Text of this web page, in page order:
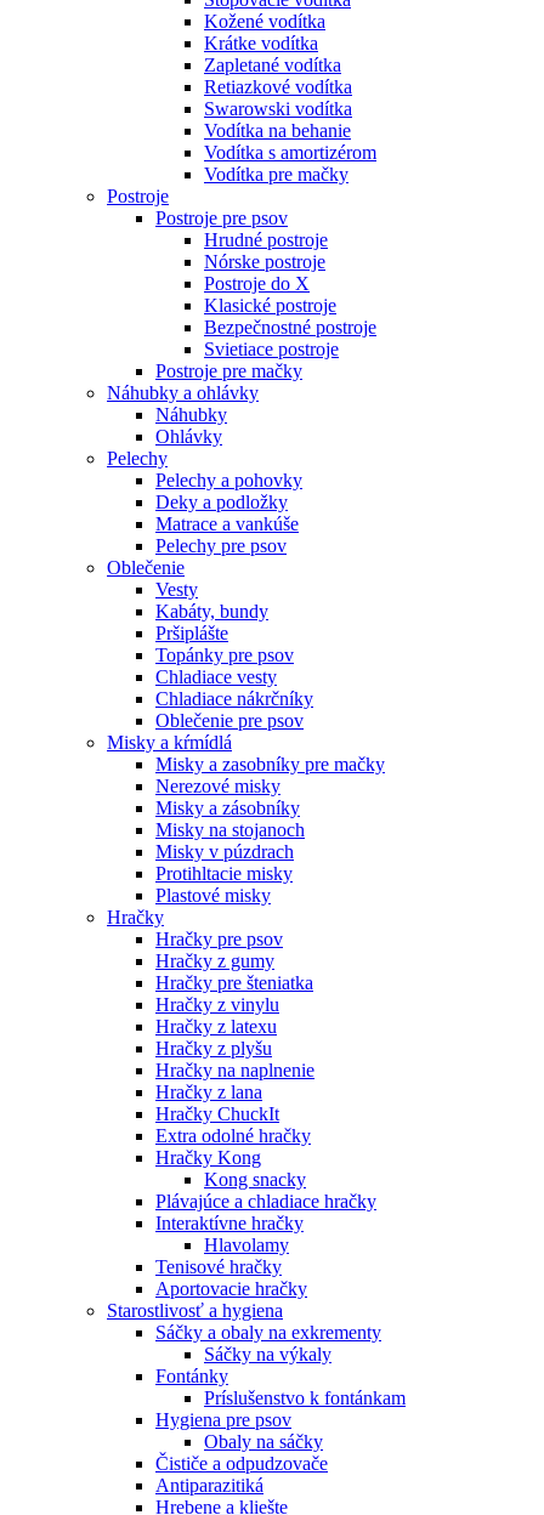
Kožené vodítka
Krátke vodítka
Zapletané vodítka
Retiazkové vodítka
Swarowski vodítka
Vodítka na behanie
Vodítka s amortizérom
Vodítka pre mačky
Postroje
Postroje pre psov
Hrudné postroje
Nórske postroje
Postroje do X
Klasické postroje
Bezpečnostné postroje
Svietiace postroje
Postroje pre mačky
Náhubky a ohlávky
Náhubky
Ohlávky
Pelechy
Pelechy a pohovky
Deky a podložky
Matrace a vankúše
Pelechy pre psov
Oblečenie
Vesty
Kabáty, bundy
Pršiplášte
Topánky pre psov
Chladiace vesty
Chladiace nákrčníky
Oblečenie pre psov
Misky a kŕmídlá
Misky a zasobníky pre mačky
Nerezové misky
Misky a zásobníky
Misky na stojanoch
Misky v púzdrach
Protihltacie misky
Plastové misky
Hračky
Hračky pre psov
Hračky z gumy
Hračky pre šteniatka
Hračky z vinylu
Hračky z latexu
Hračky z plyšu
Hračky na naplnenie
Hračky z lana
Hračky ChuckIt
Extra odolné hračky
Hračky Kong
Kong snacky
Plávajúce a chladiace hračky
Interaktívne hračky
Hlavolamy
Tenisové hračky
Aportovacie hračky
Starostlivosť a hygiena
Sáčky a obaly na exkrementy
Sáčky na výkaly
Fontánky
Príslušenstvo k fontánkam
Hygiena pre psov
Obaly na sáčky
Čističe a odpudzovače
Antiparazitiká
Hrebene a kliešte